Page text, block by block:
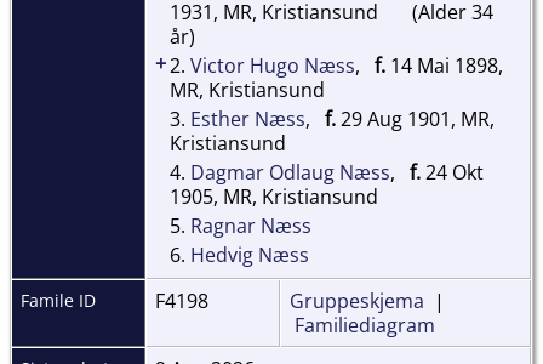
1931, MR, Kristiansund
(Alder 34
år)
+2. Victor Hugo Næss, f. 14 Mai 1898,
MR, Kristiansund
3. Esther Næss, f.29 Aug 1901, MR,
Kristiansund
4. Dagmar Odlaug Næss, f.24 Okt
1905, MR, Kristiansund
5. Ragnar Næss
6. Hedvig Næss
Famile ID F4198 Gruppeskjema |
Familiediagram